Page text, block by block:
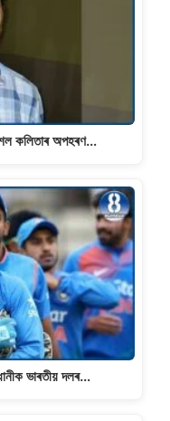
কলিতাৰ অপহৰণ…
ভাৰতীয় দলৰ…